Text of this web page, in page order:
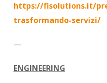
https://fisolutions.it/
trasformando-servizi/
—
ENGINEERING